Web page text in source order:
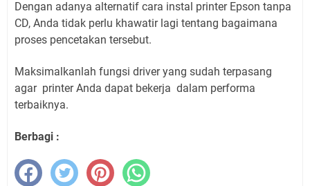
Dengan adanya alternatif cara instal printer Epson tanpa
CD, Anda tidak perlu khawatir lagi tentang bagaimana
proses pencetakan tersebut.
Maksimalkanlah fungsi driver yang sudah terpasang
agar printer Anda dapat bekerja dalam performa
terbaiknya.
Berbagi :